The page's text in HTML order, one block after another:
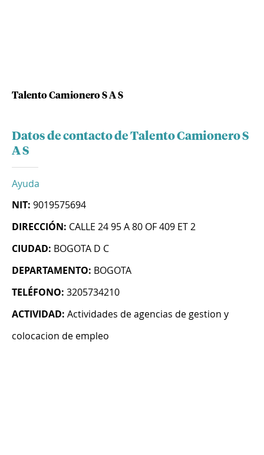
Talento Camionero S A S
Datos de contacto de Talento Camionero S
A S
Ayuda
NIT: 9019575694
DIRECCIÓN: CALLE 24 95 A 80 OF 409 ET 2
CIUDAD: BOGOTA D C
DEPARTAMENTO: BOGOTA
TELÉFONO: 3205734210
ACTIVIDAD: Actividades de agencias de gestion y
colocacion de empleo